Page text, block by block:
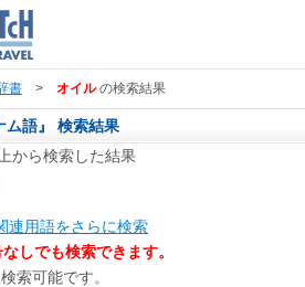
書 > オイルの検索結果
ム語』 検索結果
から検索した結果
連用語をさらに検索
しでも検索できます。
索可能です。